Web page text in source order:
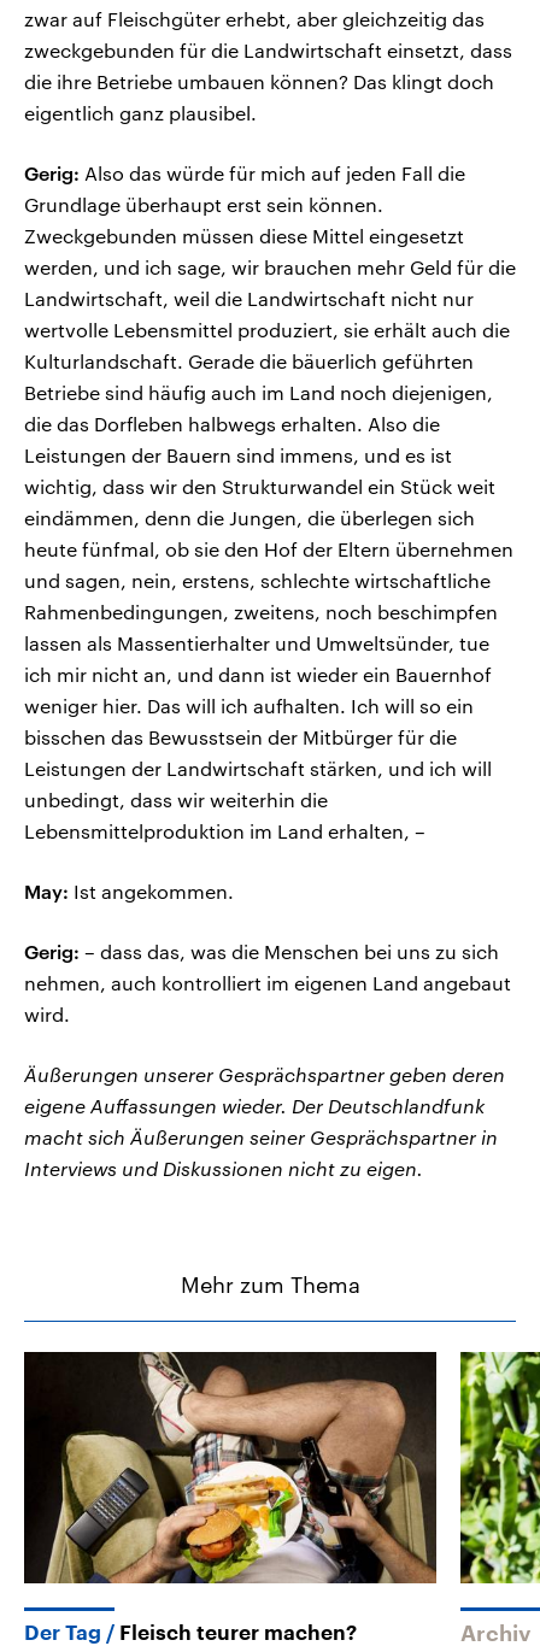
zwar auf Fleischgüter erhebt, aber gleichzeitig das
zweckgebunden für die Landwirtschaft einsetzt, dass
die ihre Betriebe umbauen können? Das klingt doch
eigentlich ganz plausibel.
Gerig: Also das würde für mich auf jeden Fall die
Grundlage überhaupt erst sein können.
Zweckgebunden müssen diese Mittel eingesetzt
werden, und ich sage, wir brauchen mehr Geld für die
Landwirtschaft, weil die Landwirtschaft nicht nur
wertvolle Lebensmittel produziert, sie erhält auch die
Kulturlandschaft. Gerade die bäuerlich geführten
Betriebe sind häufig auch im Land noch diejenigen,
die das Dorfleben halbwegs erhalten. Also die
Leistungen der Bauern sind immens, und es ist
wichtig, dass wir den Strukturwandel ein Stück weit
eindämmen, denn die Jungen, die überlegen sich
heute fünfmal, ob sie den Hof der Eltern übernehmen
und sagen, nein, erstens, schlechte wirtschaftliche
Rahmenbedingungen, zweitens, noch beschimpfen
lassen als Massentierhalter und Umweltsünder, tue
ich mir nicht an, und dann ist wieder ein Bauernhof
weniger hier. Das will ich aufhalten. Ich will so ein
bisschen das Bewusstsein der Mitbürger für die
Leistungen der Landwirtschaft stärken, und ich will
unbedingt, dass wir weiterhin die
Lebensmittelproduktion im Land erhalten, –
May: Ist angekommen.
Gerig: – dass das, was die Menschen bei uns zu sich
nehmen, auch kontrolliert im eigenen Land angebaut
wird.
Äußerungen unserer Gesprächspartner geben deren
eigene Auffassungen wieder. Der Deutschlandfunk
macht sich Äußerungen seiner Gesprächspartner in
Interviews und Diskussionen nicht zu eigen.
Mehr zum Thema
Der Tag Fleisch teurer machen? Archiv